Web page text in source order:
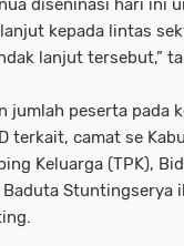
diseninasi hari ini
kepada lintas
lanjut tersebut,”
jumlah peserta pada
terkait, camat se
Keluarga (TPK),
Stuntingserya